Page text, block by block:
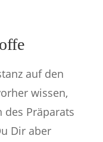
auf den
wissen,
Präparats
Dir aber